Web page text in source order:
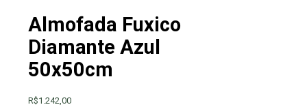
Almofada Fuxico
Diamante Azul
50x50cm
R$1.242,00